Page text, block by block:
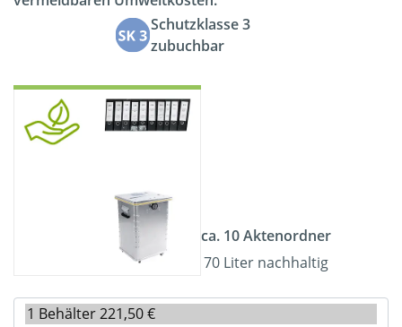
Schutzklasse 3
zubuchbar
ca. 10 Aktenordner
70 Liter nachhaltig